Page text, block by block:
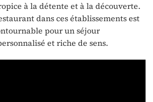
à la détente et à la découverte.
dans ces établissements est
pour un séjour
et riche de sens.